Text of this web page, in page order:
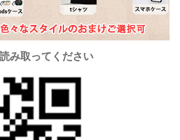
み取ってください